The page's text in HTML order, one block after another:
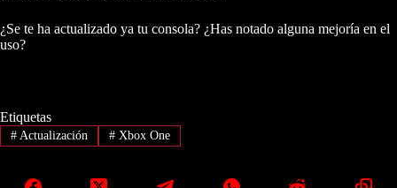
¿Se te ha actualizado ya tu consola? ¿Has notado alguna mejoría en el
uso?
Etiquetas
#Actualización #Xbox One